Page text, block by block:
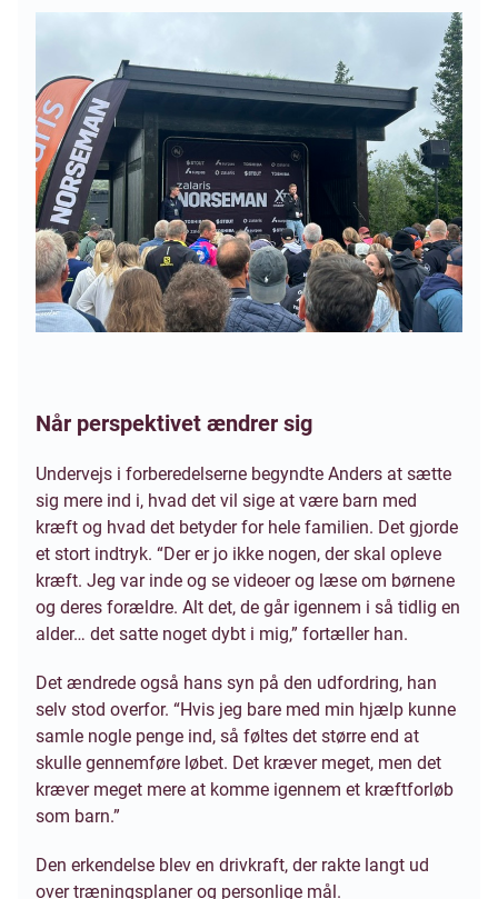
Når perspektivet ændrer sig
Undervejs i forberedelserne begyndte Anders at sætte
sig mere ind i, hvad det vil sige at være barn med
kræft og hvad det betyder for hele familien. Det gjorde
et stort indtryk. “Der er jo ikke nogen, der skal opleve
kræft. Jeg var inde og se videoer og læse om børnene
og deres forældre. Alt det, de går igennem i så tidlig en
alder… det satte noget dybt i mig,” fortæller han.
Det ændrede også hans syn på den udfordring, han
selv stod overfor. “Hvis jeg bare med min hjælp kunne
samle nogle penge ind, så føltes det større end at
skulle gennemføre løbet. Det kræver meget, men det
kræver meget mere at komme igennem et kræftforløb
som barn.”
Den erkendelse blev en drivkraft, der rakte langt ud
over træningsplaner og personlige mål.